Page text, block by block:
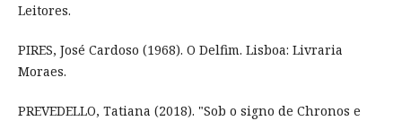
Leitores.
PIRES, José Cardoso (1968). O Delfim. Lisboa: Livraria
Moraes.
PREVEDELLO, Tatiana (2018). "Sob o signo de Chronos e